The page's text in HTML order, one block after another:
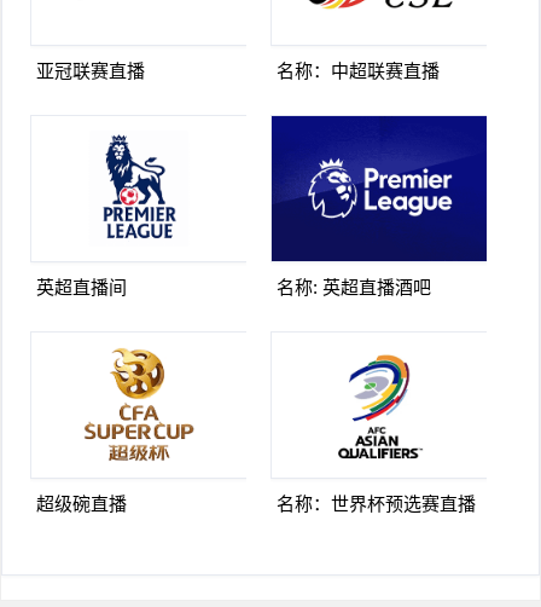
亚冠联赛直播 名称：中超联赛直播
英超直播间 名称: 英超直播酒吧
超级碗直播 名称：世界杯预选赛直播